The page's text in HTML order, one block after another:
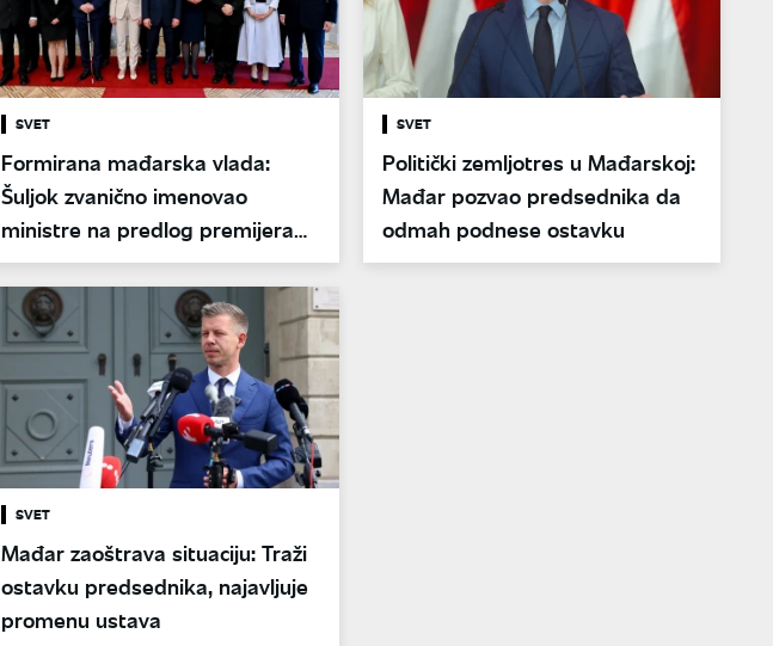
SVET
Formirana mađarska vlada:
Šuljok zvanično imenovao
ministre na predlog premijera
Mađara
SVET
Politički zemljotres u Mađarskoj:
Mađar pozvao predsednika da
odmah podnese ostavku
SVET
Mađar zaoštrava situaciju: Traži
ostavku predsednika, najavljuje
promenu ustava